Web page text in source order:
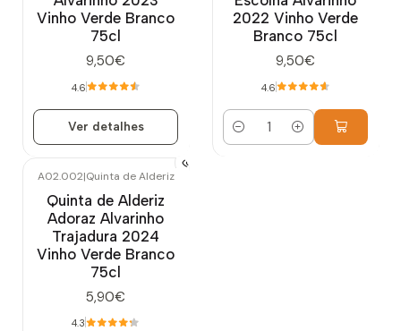
Vinho Verde Branco
75cl
9,50€
4.6
Ver detalhes
2022 Vinho Verde
Branco 75cl
9,50€
4.6
Quantidade
A02.002|Quinta de Alderiz
Quinta de Alderiz
Adoraz Alvarinho
Trajadura 2024
Vinho Verde Branco
75cl
5,90€
4.3